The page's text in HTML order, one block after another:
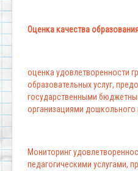
Оценка качества
оценка удовлетворенности
образовательных услуг,
государственными
организациями
Мониторинг
педагогическими услугами,